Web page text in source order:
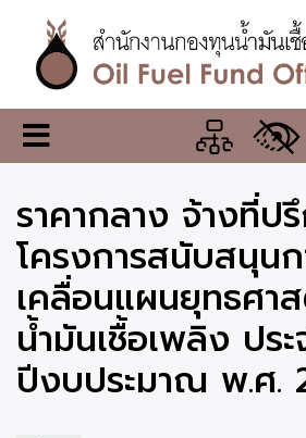
เนื้อหา
หลักสำนักงาน
กองทุน
น้ำมัน
เชื้อ
เพลิง
เมนู
เปลี่ยน
แสดง
ผล
ราคากลาง จ้างที่ป
โครงการสนับสนุน
เคลื่อนแผนยุทธศา
น้ำมันเชื้อเพลิง ประ
ปีงบประมาณ พ.ศ.